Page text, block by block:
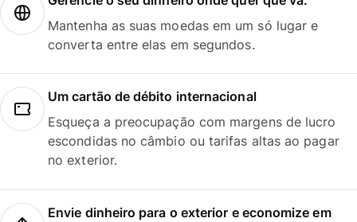
Mantenha as suas moedas em um só lugar e
converta entre elas em segundos.
Um cartão de débito internacional
Esqueça a preocupação com margens de lucro
escondidas no câmbio ou tarifas altas ao pagar
no exterior.
Envie dinheiro para o exterior e economize em